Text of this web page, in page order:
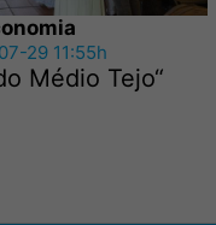
29 11:55h
Médio Tejo“